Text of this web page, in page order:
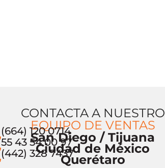
CONTACTA A NUESTRO
EQUIPO DE VENTAS
San Diego / Tijuana
(664) 120 0714
Ciudad de México
55 43 54 00 97
Querétaro
(442) 328 7437